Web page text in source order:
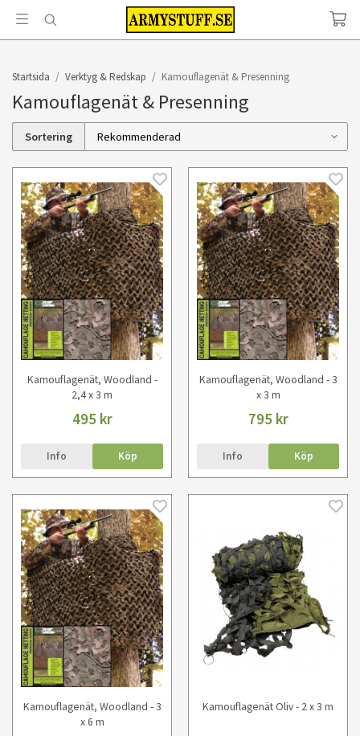
Startsida / Verktyg & Redskap / Kamouflagenät & Presenning
Kamouflagenät & Presenning
Sortering
Kamouflagenät, Woodland -
2,4 x 3 m
495 kr
Info Köp
Kamouflagenät, Woodland - 3
x 3 m
795 kr
Info Köp
Kamouflagenät, Woodland - 3
x 6 m
Kamouflagenät Oliv - 2 x 3 m